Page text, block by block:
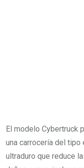
El modelo Cybertruck
una carrocería del
ultraduro que reduce